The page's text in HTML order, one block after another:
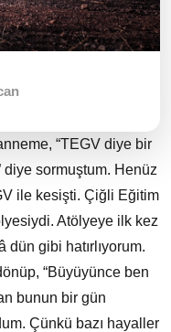
“TEGV diye bir
diye sormuştum. Henüz
ile kesişti. Çiğli Eğitim
Atölyeye ilk kez
dün gibi hatırlıyorum.
“Büyüyünce ben
bunun bir gün
Çünkü bazı hayaller